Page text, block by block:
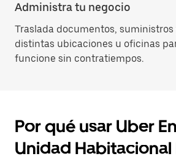
Administra tu negocio
Traslada documentos,
distintas ubicaciones u oficinas
funcione sin contratiempos.
Por qué usar Uber
Unidad Habitacional